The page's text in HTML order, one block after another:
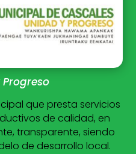
que presta servicios
de calidad, en
transparente, siendo
de desarrollo local.